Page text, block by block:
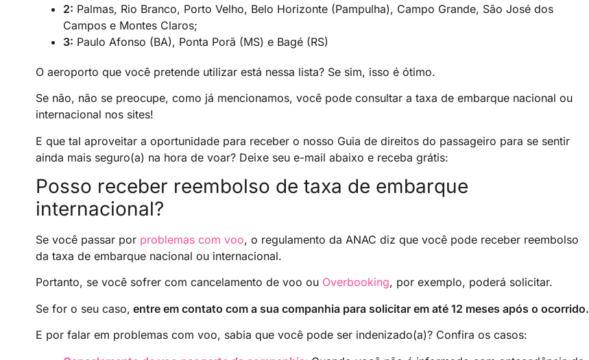
2: Palmas, Rio Branco, Porto Velho, Belo Horizonte (Pampulha), Campo Grande, São José dos
Campos e Montes Claros;
3: Paulo Afonso (BA), Ponta Porã (MS) e Bagé (RS)
O aeroporto que você pretende utilizar está nessa lista? Se sim, isso é ótimo.
Se não, não se preocupe, como já mencionamos, você pode consultar a taxa de embarque nacional ou
internacional nos sites!
E que tal aproveitar a oportunidade para receber o nosso Guia de direitos do passageiro para se sentir
ainda mais seguro(a) na hora de voar? Deixe seu e-mail abaixo e receba grátis:
Posso receber reembolso de taxa de embarque
internacional?
Se você passar por problemas com voo, o regulamento da ANAC diz que você pode receber reembolso
da taxa de embarque nacional ou internacional.
Portanto, se você sofrer com cancelamento de voo ou Overbooking, por exemplo, poderá solicitar.
Se for o seu caso, entre em contato com a sua companhia para solicitar em até 12 meses após o ocorrido.
E por falar em problemas com voo, sabia que você pode ser indenizado(a)? Confira os casos: